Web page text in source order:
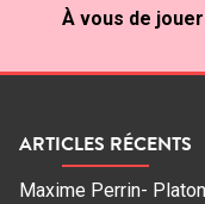
À vous de
ARTICLES RÉCENTS
Maxime Perrin-